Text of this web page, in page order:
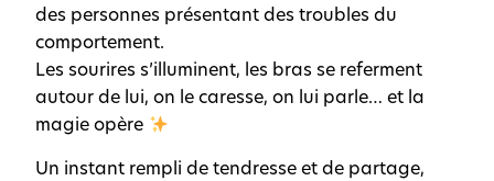
des personnes présentant des troubles du
comportement.
Les sourires s’illuminent, les bras se referment
autour de lui, on le caresse, on lui parle… et la
magie opère
Un instant rempli de tendresse et de partage,